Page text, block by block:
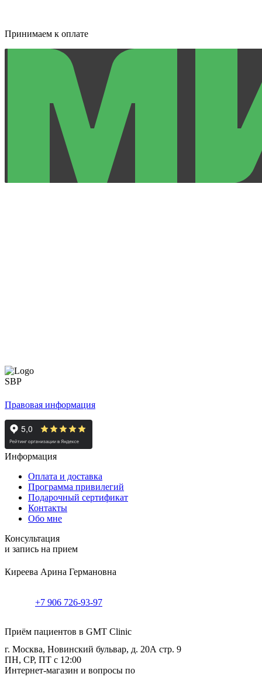
Принимаем к оплате
Правовая информация
Информация
Оплата и доставка
Программа привилегий
Подарочный сертификат
Контакты
Обо мне
Консультация
и запись на прием
Киреева Арина Германовна
+7 906 726-93-97
Приём пациентов в GMT Clinic
г. Москва, Новинский бульвар, д. 20А стр. 9
ПН, СР, ПТ с 12:00
Интернет-магазин и вопросы по